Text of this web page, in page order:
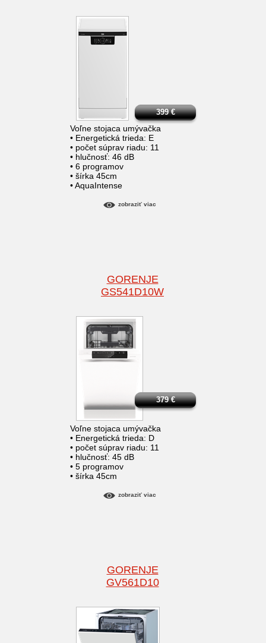
Voľne stojaca umývačka
• Energetická trieda: E
• počet súprav riadu: 11
• hlučnosť: 46 dB
• 6 programov
• šírka 45cm
• AquaIntense
399€
zobraziť viac
GORENJE
GS541D10W
Voľne stojaca umývačka
• Energetická trieda: D
• počet súprav riadu: 11
• hlučnosť: 45 dB
• 5 programov
• šírka 45cm
379€
zobraziť viac
GORENJE
GV561D10